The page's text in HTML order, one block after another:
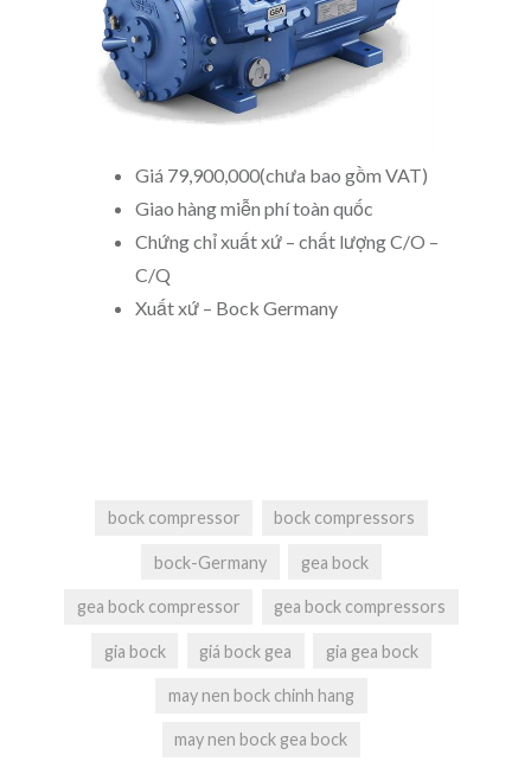
Giá 79,900,000(chưa bao gồm VAT)
Giao hàng miễn phí toàn quốc
Chứng chỉ xuất xứ – chất lượng C/O –
C/Q
Xuất xứ – Bock Germany
bock compressor bock compressors
bock-Germany gea bock
gea bock compressor gea bock compressors
gia bock giá bock gea gia gea bock
may nen bock chinh hang
may nen bock gea bock